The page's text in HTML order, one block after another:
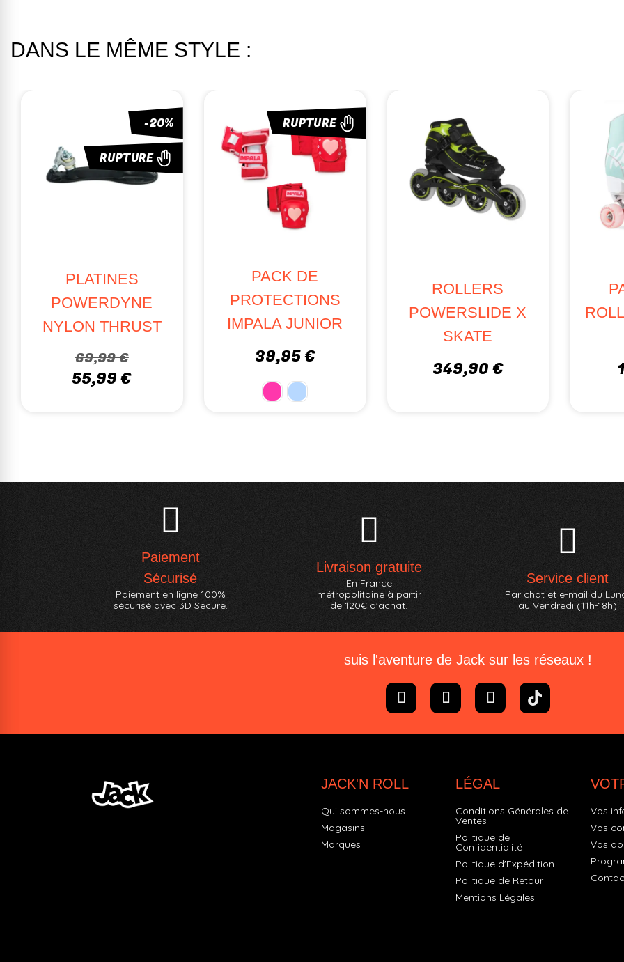
DANS LE MÊME STYLE :
PATINS CHAYA
PRO BLACK
329,99 €
RUPTURE
ROUES CHAYA
LOVE IS LOVE
62MM (X4)
32,99 €
-20%
RUPTURE
PLATINES
POWERDYNE
NYLON THRUST
69,99 €
55,99 €
IMPALA
Paiement
Sécurisé
Paiement en ligne 100%
sécurisé avec 3D Secure.
Livraison gratuite
En France
métropolitaine à partir
de 120€ d'achat.
Service client
Par chat et e-mail du
au Vendredi (11h-18h)
suis l'aventure de Jack sur les réseaux !
JACK'N ROLL
Qui sommes-nous
Magasins
Marques
LÉGAL
Conditions Générales de
Ventes
Politique de
Confidentialité
Politique d'Expédition
Politique de Retour
Mentions Légales
Vos
Vos
Vos